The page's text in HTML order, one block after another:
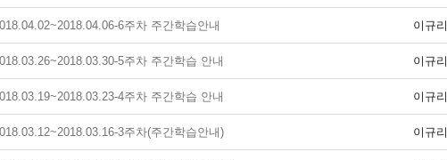
6주차 주간학습안내 이규리
5주차 주간학습 안내 이규리
4주차 주간학습 안내 이규리
3주차(주간학습안내) 이규리